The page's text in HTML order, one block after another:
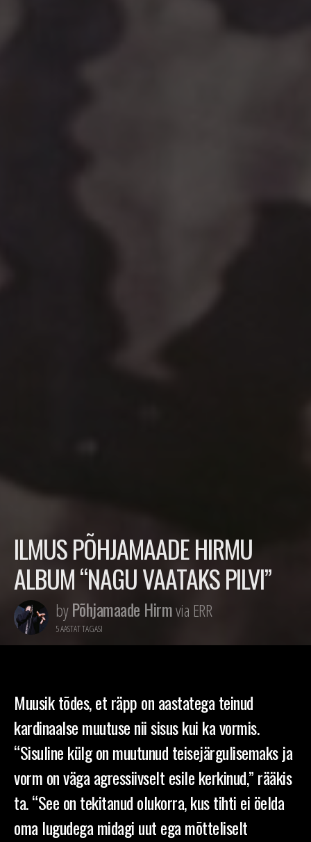
ILMUS PÕHJAMAADE HIRMU
ALBUM “NAGU VAATAKS PILVI”
byPõhjamaade Hirmvia ERR
5 AASTAT TAGASI
Muusik tõdes, et räpp on aastatega teinud
kardinaalse muutuse nii sisus kui ka vormis.
“Sisuline külg on muutunud teisejärgulisemaks ja
vorm on väga agressiivselt esile kerkinud,” rääkis
ta. “See on tekitanud olukorra, kus tihti ei öelda
oma lugudega midagi uut ega mõtteliselt